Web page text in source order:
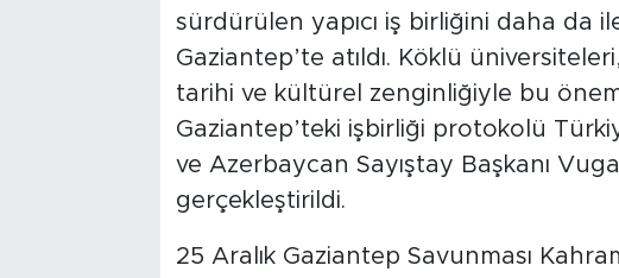
sürdürülen yapıcı iş birliğini daha da
Gaziantep’te atıldı. Köklü
tarihi ve kültürel zenginliğiyle bu
Gaziantep’teki işbirliği protokolü
ve Azerbaycan Sayıştay Başkanı
gerçekleştirildi.
25 Aralık Gaziantep Savunması